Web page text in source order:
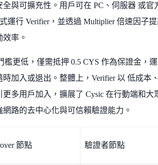
全與可擴充性。用戶可在 PC、伺服器 或官
運行 Verifier，並透過 Multiplier 倍速因子
率。
檻更低，僅需抵押 0.5 CYS 作為保證金，
時加入或退出。整體上，Verifier 以 低成本
多用戶加入，擴展了 Cysic 在行動端和大
網路的去中心化與可信賴驗證能力。
節點 驗證者節點